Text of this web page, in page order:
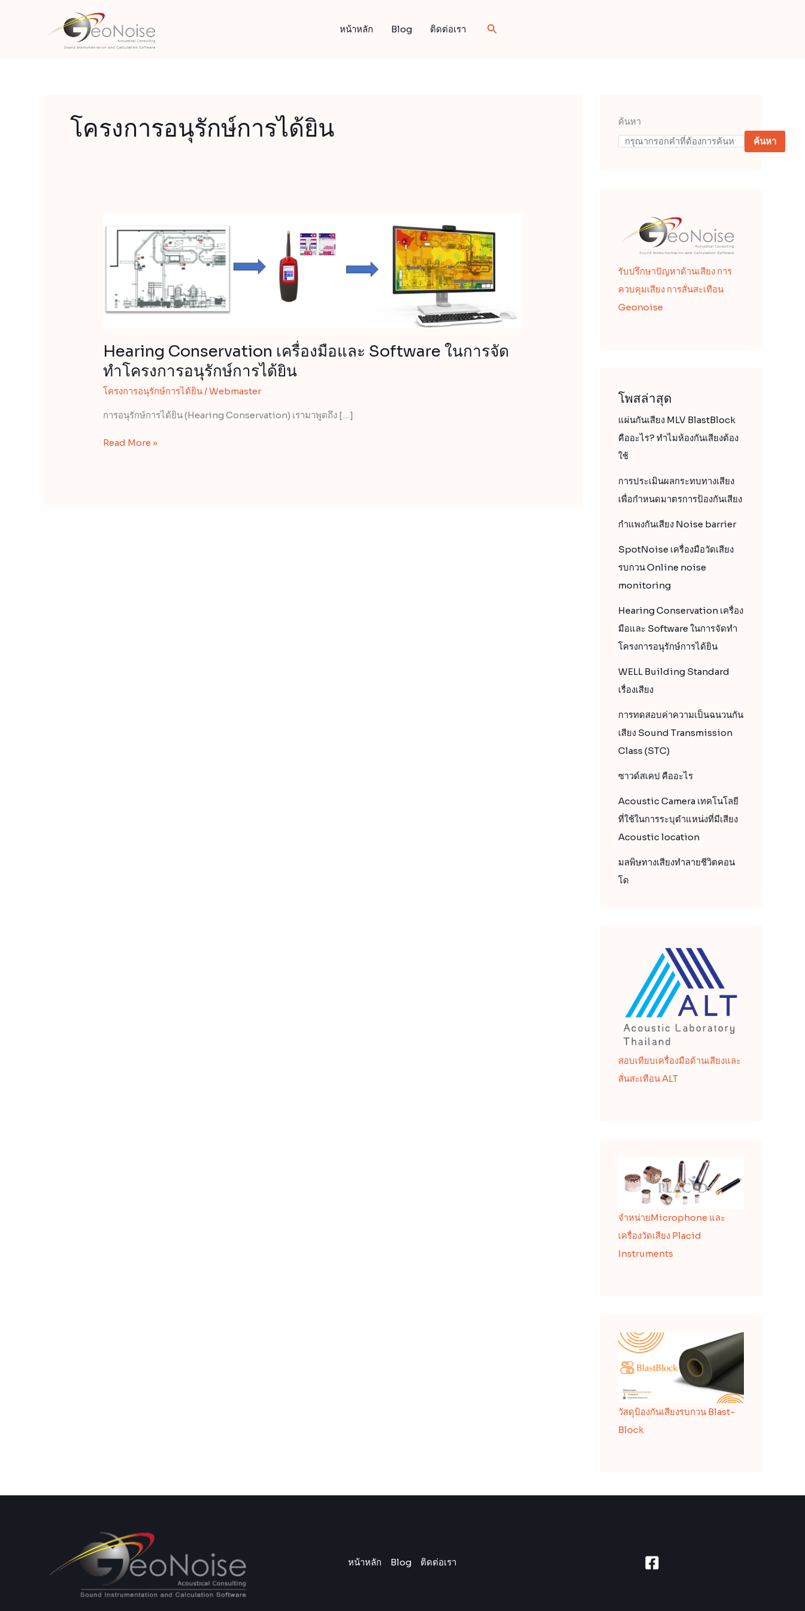
หน้าหลัก Blog ติดต่อเรา Search
โครงการอนุรักษ์การได้ยิน
Hearing Conservation เครื่องมือและ Software ในการจัด
ทำโครงการอนุรักษ์การได้ยิน
โครงการอนุรักษ์การได้ยิน /Webmaster
การอนุรักษ์การได้ยิน (Hearing Conservation) เรามาพูดถึง […]
Conservation
มือ
Software
ทำ
โครงการ
อนุรักษ์
การ
Read More »
ค้นหา
ค้นหา
รับปรึกษาปัญหาด้านเสียง การ
ควบคุมเสียง การสั่นสะเทือน
Geonoise
โพสล่าสุด
แผ่นกันเสียง MLV BlastBlock
คืออะไร? ทำไมห้องกันเสียงต้อง
ใช้
การประเมินผลกระทบทางเสียง
เพื่อกำหนดมาตรการป้องกันเสียง
กำแพงกันเสียง Noise barrier
SpotNoise เครื่องมือวัดเสียง
รบกวน Online noise
monitoring
Hearing Conservation เครื่อง
มือและ Software ในการจัดทำ
โครงการอนุรักษ์การได้ยิน
WELL Building Standard
เรื่องเสียง
การทดสอบค่าความเป็นฉนวนกัน
เสียง Sound Transmission
Class (STC)
ซาวด์สเคป คืออะไร
Acoustic Camera เทคโนโลยี
ที่ใช้ในการระบุตำแหน่งที่มีเสียง
Acoustic location
มลพิษทางเสียงทำลายชีวิตคอน
โด
สอบเทียบเครื่องมือด้านเสียงและ
สั่นสะเทือน ALT
จำหน่ายMicrophone และ
เครื่องวัดเสียง Placid
Instruments
วัสดุป้องกันเสียงรบกวน Blast-
Block
หน้าหลัก Blog ติดต่อเรา